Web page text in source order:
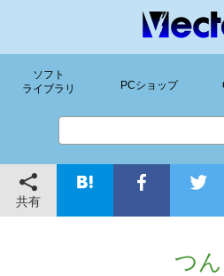
ソフト
ライブラリ
PCショップ
共有
つん